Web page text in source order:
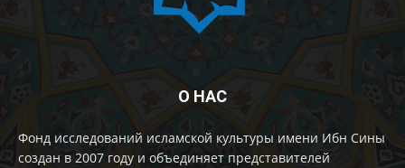
О НАС
Фонд исследований исламской культуры имени Ибн Сины
создан в 2007 году и объединяет представителей